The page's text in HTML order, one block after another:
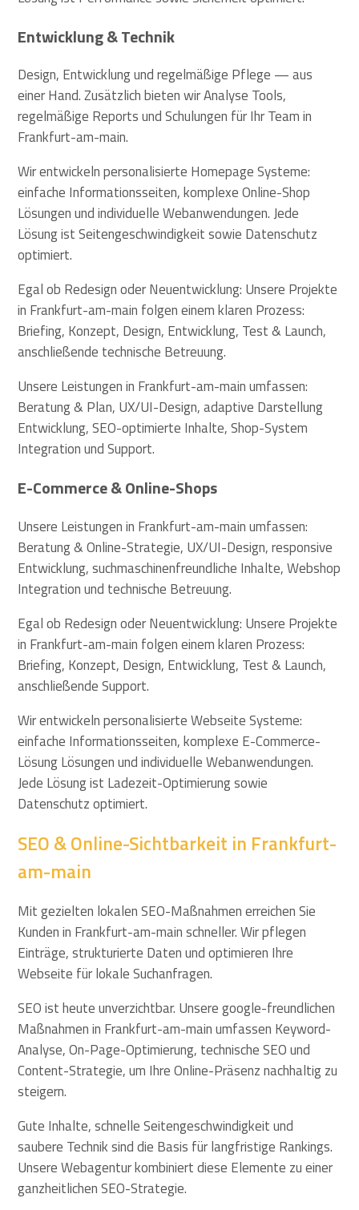
Entwicklung & Technik
Design, Entwicklung und regelmäßige Pflege — aus
einer Hand. Zusätzlich bieten wir Analyse Tools,
regelmäßige Reports und Schulungen für Ihr Team in
Frankfurt-am-main.
Wir entwickeln personalisierte Homepage Systeme:
einfache Informationsseiten, komplexe Online-Shop
Lösungen und individuelle Webanwendungen. Jede
Lösung ist Seitengeschwindigkeit sowie Datenschutz
optimiert.
Egal ob Redesign oder Neuentwicklung: Unsere Projekte
in Frankfurt-am-main folgen einem klaren Prozess:
Briefing, Konzept, Design, Entwicklung, Test & Launch,
anschließende technische Betreuung.
Unsere Leistungen in Frankfurt-am-main umfassen:
Beratung & Plan, UX/UI-Design, adaptive Darstellung
Entwicklung, SEO-optimierte Inhalte, Shop-System
Integration und Support.
E-Commerce & Online-Shops
Unsere Leistungen in Frankfurt-am-main umfassen:
Beratung & Online-Strategie, UX/UI-Design, responsive
Entwicklung, suchmaschinenfreundliche Inhalte, Webshop
Integration und technische Betreuung.
Egal ob Redesign oder Neuentwicklung: Unsere Projekte
in Frankfurt-am-main folgen einem klaren Prozess:
Briefing, Konzept, Design, Entwicklung, Test & Launch,
anschließende Support.
Wir entwickeln personalisierte Webseite Systeme:
einfache Informationsseiten, komplexe E-Commerce-
Lösung Lösungen und individuelle Webanwendungen.
Jede Lösung ist Ladezeit-Optimierung sowie
Datenschutz optimiert.
SEO & Online-Sichtbarkeit in Frankfurt-
am-main
Mit gezielten lokalen SEO-Maßnahmen erreichen Sie
Kunden in Frankfurt-am-main schneller. Wir pflegen
Einträge, strukturierte Daten und optimieren Ihre
Webseite für lokale Suchanfragen.
SEO ist heute unverzichtbar. Unsere google-freundlichen
Maßnahmen in Frankfurt-am-main umfassen Keyword-
Analyse, On-Page-Optimierung, technische SEO und
Content-Strategie, um Ihre Online-Präsenz nachhaltig zu
steigern.
Gute Inhalte, schnelle Seitengeschwindigkeit und
saubere Technik sind die Basis für langfristige Rankings.
Unsere Webagentur kombiniert diese Elemente zu einer
ganzheitlichen SEO-Strategie.